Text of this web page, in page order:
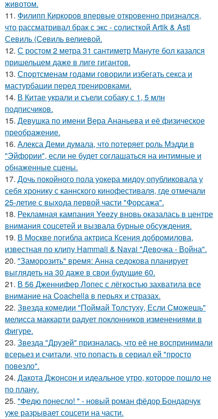
животом.
11. Филипп Киркоров впервые откровенно признался,
что рассматривал брак с экс - солисткой Artik & Asti
Севиль (Севиль велиевой.
12. С ростом 2 метра 31 сантиметр Мануте бол казался
пришельцем даже в лиге гигантов.
13. Спортсменам годами говорили избегать секса и
мастурбации перед тренировками.
14. В Китае украли и съели собаку с 1, 5 млн
подписчиков.
15. Девушка по имени Вера Ананьева и её физическое
преображение.
16. Алекса Деми думала, что потеряет роль Мэдди в
"Эйфории", если не будет соглашаться на интимные и
обнаженные сцены.
17. Дочь покойного пола уокера мидоу опубликовала у
себя хронику с каннского кинофестиваля, где отмечали
25-летие с выхода первой части "Форсажа".
18. Рекламная кампания Yeezy вновь оказалась в центре
внимания соцсетей и вызвала бурные обсуждения.
19. В Москве погибла актриса Ксения добромилова,
известная по клипу Hammali & Navai "Девочка - Война".
20. "Заморозить" время: Анна седокова планирует
выглядеть на 30 даже в свои будущие 60.
21. В 56 Дженнифер Лопес с лёгкостью захватила все
внимание на Coachella в перьях и стразах.
22. Звезда комедии "Поймай Толстуху, Если Сможешь"
мелисса маккарти радует поклонников изменениями в
фигуре.
23. Звезда "Друзей" призналась, что её не воспринимали
всерьез и считали, что попасть в сериал ей "просто
повезло".
24. Дакота Джонсон и идеальное утро, которое пошло не
по плану.
25. "Федю понесло! " - новый роман фёдор Бондарчук
уже разрывает соцсети на части.